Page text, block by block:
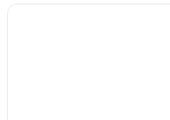
Öppnas i ett nytt fönster
Gothia Towers & Upper House